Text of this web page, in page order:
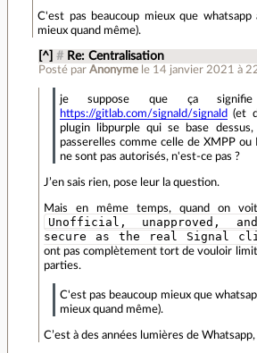
C'est pas beaucoup mieux que
mieux quand même).
[^] # Re: Centralisation
Posté par Anonyme le 14 janvier 2021 à
je suppose que ça
https://gitlab.com/signald/signald (et
plugin libpurple qui se base
passerelles comme celle de XMPP ou
ne sont pas autorisés, n'est-ce pas ?
J’en sais rien, pose leur la question.
Mais en même temps, quand on
Unofficial, unapproved,
secure as the real Signal
ont pas complètement tort de vouloir
parties.
C'est pas beaucoup mieux que
mieux quand même).
C’est à des années lumières de